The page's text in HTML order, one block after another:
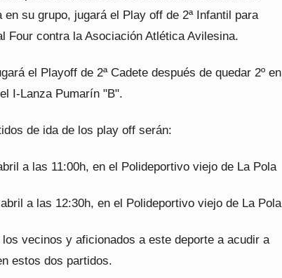
en su grupo, jugará el Play off de 2ª Infantil para
Four contra la Asociación Atlética Avilesina.
el Playoff de 2ª Cadete después de quedar 2º en
I-Lanza Pumarín "B".
de ida de los play off serán:
a las 11:00h, en el Polideportivo viejo de La Pola
a las 12:30h, en el Polideportivo viejo de La Pola
vecinos y aficionados a este deporte a acudir a
estos dos partidos.